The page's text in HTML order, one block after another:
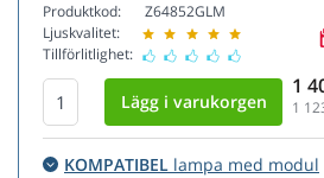
Produktkod:
Ljuskvalitet:
Tillförlitlighet:
Z64852GLM
1
1
KOMPATIBEL lampa med modul